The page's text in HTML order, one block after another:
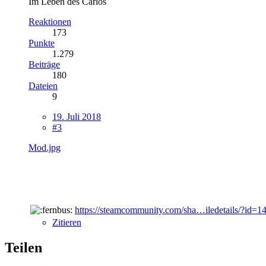
Reaktionen
173
Punkte
1.279
Beiträge
180
Dateien
9
19. Juli 2018
#3
Mod.jpg
https://steamcommunity.com/sha…iledetails/
Zitieren
Teilen